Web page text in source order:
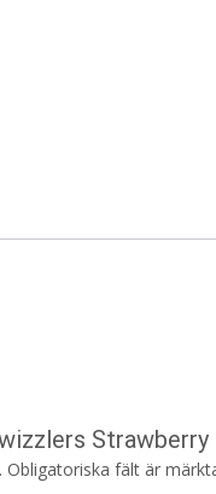
Obligatoriska fält är